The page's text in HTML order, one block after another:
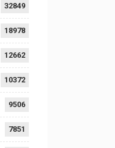
32849
18978
12662
10372
9506
7851